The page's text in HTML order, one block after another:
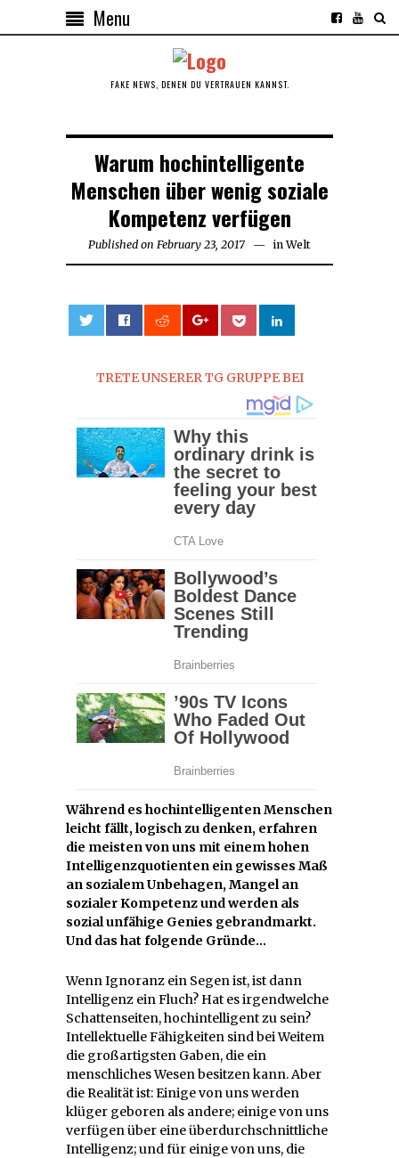
Menu
FAKE NEWS, DENEN DU VERTRAUEN KANNST.
Warum hochintelligente
Menschen über wenig soziale
Kompetenz verfügen
Published on February 23, 2017 in Welt
TRETE UNSERER TG GRUPPE BEI
Während es hochintelligenten Menschen
leicht fällt, logisch zu denken, erfahren
die meisten von uns mit einem hohen
Intelligenzquotienten ein gewisses Maß
an sozialem Unbehagen, Mangel an
sozialer Kompetenz und werden als
sozial unfähige Genies gebrandmarkt.
Und das hat folgende Gründe…
Wenn Ignoranz ein Segen ist, ist dann
Intelligenz ein Fluch? Hat es irgendwelche
Schattenseiten, hochintelligent zu sein?
Intellektuelle Fähigkeiten sind bei Weitem
die großartigsten Gaben, die ein
menschliches Wesen besitzen kann. Aber
die Realität ist: Einige von uns werden
klüger geboren als andere; einige von uns
verfügen über eine überdurchschnittliche
Intelligenz; und für einige von uns, die